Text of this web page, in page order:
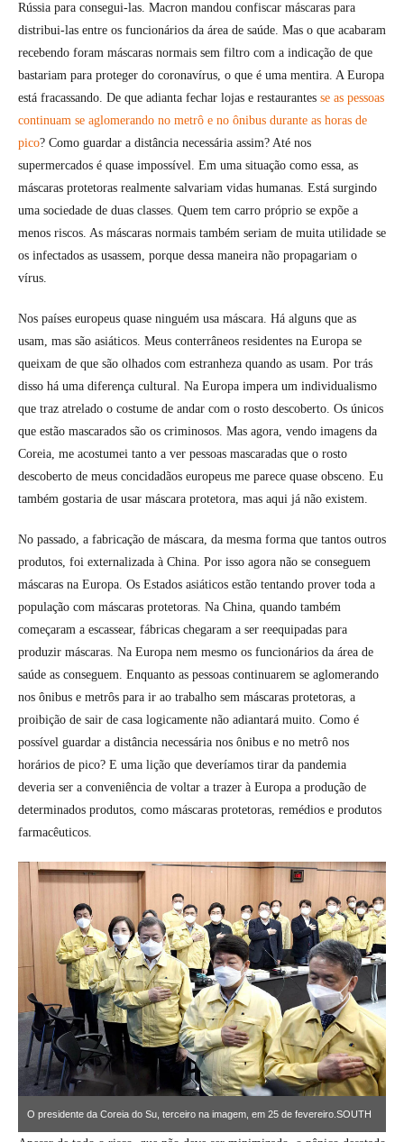
Rússia para consegui-las. Macron mandou confiscar máscaras para
distribui-las entre os funcionários da área de saúde. Mas o que acabaram
recebendo foram máscaras normais sem filtro com a indicação de que
bastariam para proteger do coronavírus, o que é uma mentira. A Europa
está fracassando. De que adianta fechar lojas e restaurantes se as pessoas
continuam se aglomerando no metrô e no ônibus durante as horas de
pico? Como guardar a distância necessária assim? Até nos
supermercados é quase impossível. Em uma situação como essa, as
máscaras protetoras realmente salvariam vidas humanas. Está surgindo
uma sociedade de duas classes. Quem tem carro próprio se expõe a
menos riscos. As máscaras normais também seriam de muita utilidade se
os infectados as usassem, porque dessa maneira não propagariam o
vírus.
Nos países europeus quase ninguém usa máscara. Há alguns que as
usam, mas são asiáticos. Meus conterrâneos residentes na Europa se
queixam de que são olhados com estranheza quando as usam. Por trás
disso há uma diferença cultural. Na Europa impera um individualismo
que traz atrelado o costume de andar com o rosto descoberto. Os únicos
que estão mascarados são os criminosos. Mas agora, vendo imagens da
Coreia, me acostumei tanto a ver pessoas mascaradas que o rosto
descoberto de meus concidadãos europeus me parece quase obsceno. Eu
também gostaria de usar máscara protetora, mas aqui já não existem.
No passado, a fabricação de máscara, da mesma forma que tantos outros
produtos, foi externalizada à China. Por isso agora não se conseguem
máscaras na Europa. Os Estados asiáticos estão tentando prover toda a
população com máscaras protetoras. Na China, quando também
começaram a escassear, fábricas chegaram a ser reequipadas para
produzir máscaras. Na Europa nem mesmo os funcionários da área de
saúde as conseguem. Enquanto as pessoas continuarem se aglomerando
nos ônibus e metrôs para ir ao trabalho sem máscaras protetoras, a
proibição de sair de casa logicamente não adiantará muito. Como é
possível guardar a distância necessária nos ônibus e no metrô nos
horários de pico? E uma lição que deveríamos tirar da pandemia
deveria ser a conveniência de voltar a trazer à Europa a produção de
determinados produtos, como máscaras protetoras, remédios e produtos
farmacêuticos.
O presidente da Coreia do Su, terceiro na imagem, em 25 de fevereiro.SOUTH